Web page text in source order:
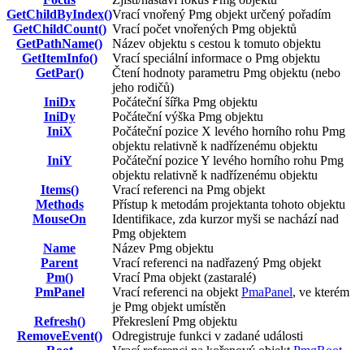
GetChildByIndex()Vrací vnořený Pmg objekt určený pořadím
GetChildCount() Vrací počet vnořených Pmg objektů
GetPathName()
Název objektu s cestou k tomuto objektu
GetItemInfo()
Vrací speciální informace o Pmg objektu
GetPar()
Čtení hodnoty parametru Pmg objektu (nebo
jeho rodičů)
IniDx
Počáteční šířka Pmg objektu
IniDy
Počáteční výška Pmg objektu
IniX
Počáteční pozice X levého horního rohu Pmg
objektu relativně k nadřízenému objektu
IniY
Počáteční pozice Y levého horního rohu Pmg
objektu relativně k nadřízenému objektu
Items()
Vrací referenci na Pmg objekt
Methods
Přístup k metodám projektanta tohoto objektu
MouseOn
Identifikace, zda kurzor myši se nachází nad
Pmg objektem
Name
Název Pmg objektu
Parent
Vrací referenci na nadřazený Pmg objekt
Pm()
VracíPma objekt (zastaralé)
PmPanel
Vrací referenci na objekt PmaPanel, ve kterém
je Pmg objekt umístěn
Refresh()
PřekresleníPmg objektu
RemoveEvent()
Odregistruje funkci v zadané události